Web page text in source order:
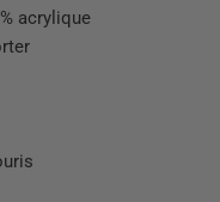
acrylique